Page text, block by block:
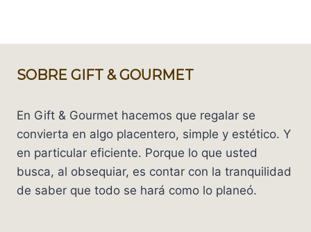
SOBRE GIFT & GOURMET
En Gift & Gourmet hacemos que regalar se
convierta en algo placentero, simple y estético. Y
en particular eficiente. Porque lo que usted
busca, al obsequiar, es contar con la tranquilidad
de saber que todo se hará como lo planeó.